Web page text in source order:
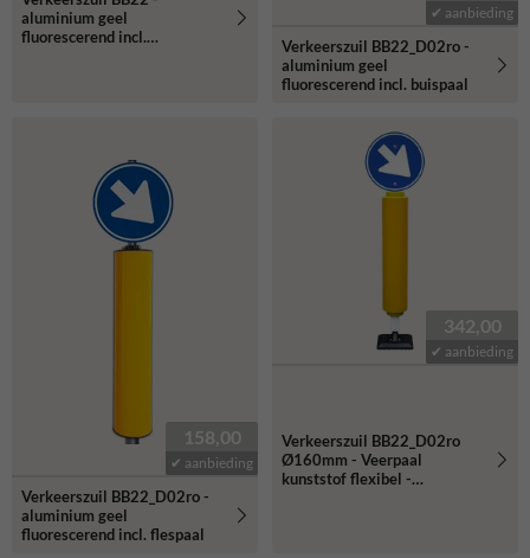
aluminium geel
fluorescerend incl.
✔ aanbieding
Verkeerszuil BB22_D02ro -
aluminium geel
fluorescerend incl. buispaal
158,00
✔ aanbieding
Verkeerszuil BB22_D02ro -
aluminium geel
fluorescerend incl. flespaal
342,00
✔ aanbieding
Verkeerszuil BB22_D02ro
Ø160mm - Veerpaal
kunststof flexibel -